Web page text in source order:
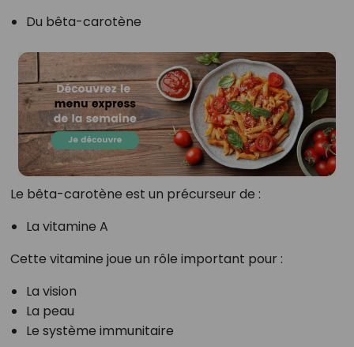
Du bêta-carotène
Le bêta-carotène est un précurseur de :
La vitamine A
Cette vitamine joue un rôle important pour :
La vision
La peau
Le système immunitaire